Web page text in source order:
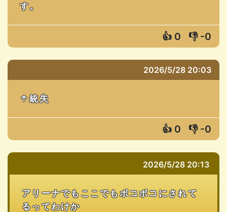
す。
👍 0 👎 -0
2026/5/28 20:03
↑統失
👍 0 👎 -0
2026/5/28 20:13
アリーナでもここでもボコボコにされて
るってわけか